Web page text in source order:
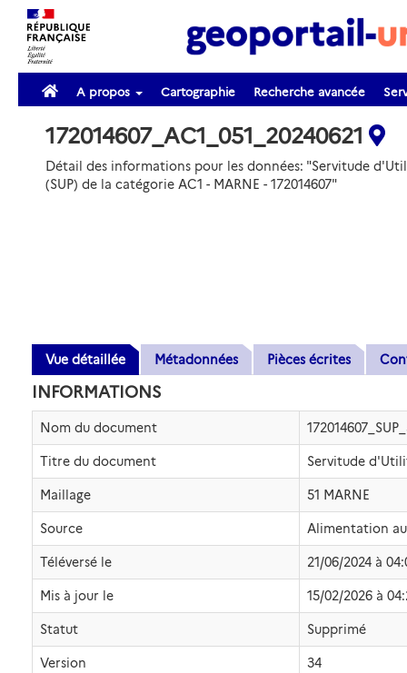
A propos Cartographie Recherche avancée
172014607_AC1_051_20240621
Détail des informations pour les données: "Servitude
(SUP) de la catégorie AC1 - MARNE - 172014607"
Vue détaillée Métadonnées Pièces écrites
INFORMATIONS
Nom du document
Titre du document Servitude
Maillage 51 MARNE
Source Alimentation
Téléversé le 21/06/2024 à
Mis à jour le 15/02/2026 à
Statut Supprimé
Version 34